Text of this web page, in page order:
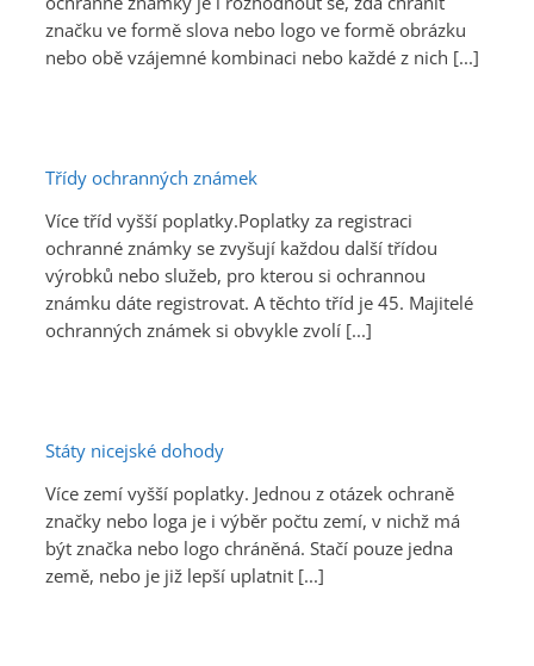
značku ve formě slova nebo logo ve formě obrázku
nebo obě vzájemné kombinaci nebo každé z nich [...]
Třídy ochranných známek
Více tříd vyšší poplatky.Poplatky za registraci
ochranné známky se zvyšují každou další třídou
výrobků nebo služeb, pro kterou si ochrannou
známku dáte registrovat. A těchto tříd je 45. Majitelé
ochranných známek si obvykle zvolí [...]
Státy nicejské dohody
Více zemí vyšší poplatky. Jednou z otázek ochraně
značky nebo loga je i výběr počtu zemí, v nichž má
být značka nebo logo chráněná. Stačí pouze jedna
země, nebo je již lepší uplatnit [...]